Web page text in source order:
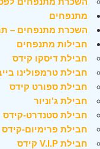
מתנפחים
השכרת מתנפחים –
חבילות מתנפחים
חבילת דיסקו קידס
חבילת טרמפולינו
חבילת ספורט קידס
חבילת ג'וניור
חבילת סטנדרט-קידס
חבילת פרימיום-קידס
חבילת V.I.P קידס